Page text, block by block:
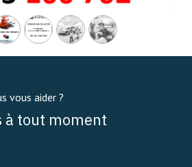
vous aider ?
à tout moment